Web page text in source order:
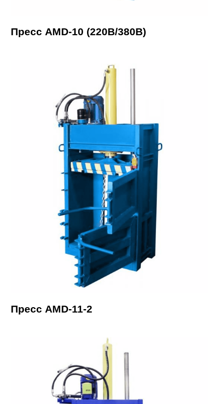
Пресс AMD-10 (220В/380В)
Пресс AMD-11-2